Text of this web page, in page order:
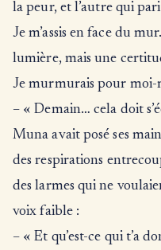
la peur, et l’autre qui
Je m’assis en face du
lumière, mais une
Je murmurais pour moi-
– « Demain… cela doit
Muna avait posé ses
des respirations
des larmes qui ne
voix faible :
– « Et qu’est-ce qui t’a